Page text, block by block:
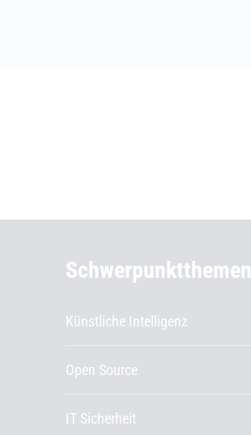
Schwerpunktthemen
Künstliche Intelligenz
Open Source
IT Sicherheit